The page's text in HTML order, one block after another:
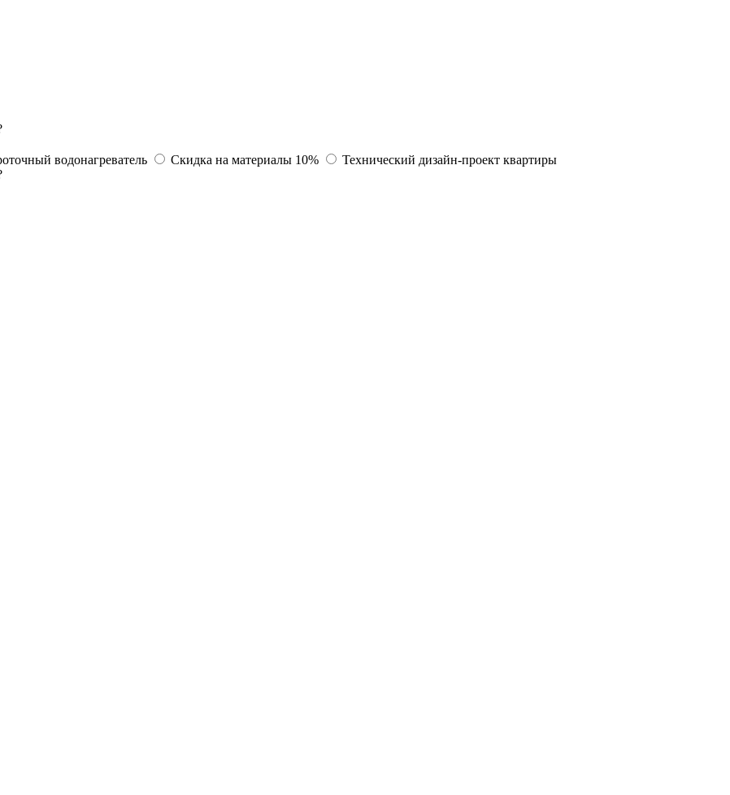
водонагреватель Скидка на материалы 10%
Технический дизайн-проект квартиры